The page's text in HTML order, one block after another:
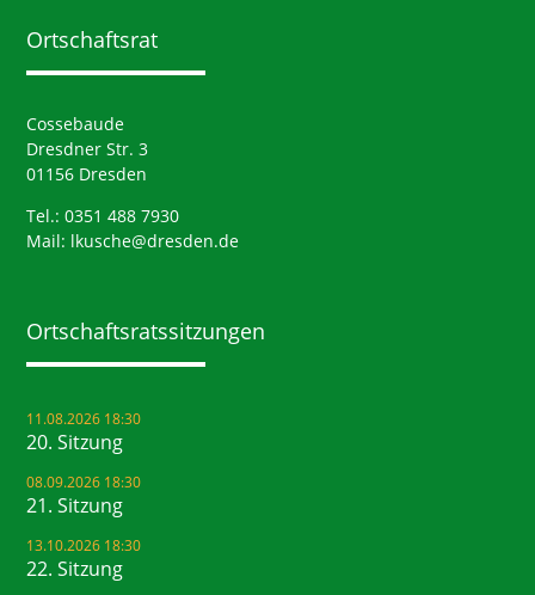
Ortschaftsrat
Cossebaude
Dresdner Str. 3
01156 Dresden
Tel.: 0351 488 7930
Mail: lkusche@dresden.de
Ortschaftsrats­sitzungen
11.08.2026 18:30
20. Sitzung
08.09.2026 18:30
21. Sitzung
13.10.2026 18:30
22. Sitzung